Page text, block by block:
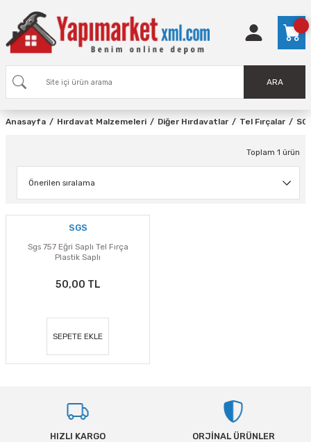
ARA
Anasayfa Hırdavat Malzemeleri Diğer Hırdavatlar Tel Fırçalar
Toplam 1 ürün
SGS
Sgs 757 Eğri Saplı Tel Fırça
Plastik Saplı
50,00 TL
SEPETE EKLE
HIZLI KARGO ORJİNAL ÜRÜNLER